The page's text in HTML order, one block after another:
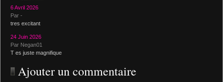
6 Avril 2026
Par -
tres excitant
24 Juin 2026
Par Negan01
T es juste magnifique
Ajouter un commentaire